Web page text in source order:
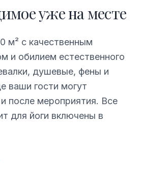
уже на месте
м² с качественным
и обилием естественного
душевые, фены и
ваши гости могут
после мероприятия. Все
для йоги включены в